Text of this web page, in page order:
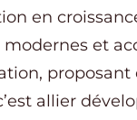
en
et
allier